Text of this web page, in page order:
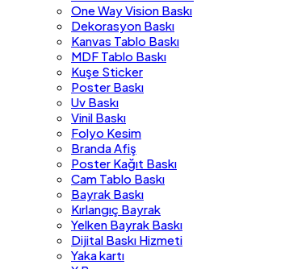
One Way Vision Baskı
Dekorasyon Baskı
Kanvas Tablo Baskı
MDF Tablo Baskı
Kuşe Sticker
Poster Baskı
Uv Baskı
Vinil Baskı
Folyo Kesim
Branda Afiş
Poster Kağıt Baskı
Cam Tablo Baskı
Bayrak Baskı
Kırlangıç Bayrak
Yelken Bayrak Baskı
Dijital Baskı Hizmeti
Yaka kartı